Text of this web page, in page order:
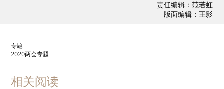
责任编辑：范若虹
版面编辑：王影
专题
2020两会专题
相关阅读